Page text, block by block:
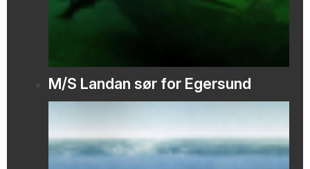
M/S Landan sør for Egersund